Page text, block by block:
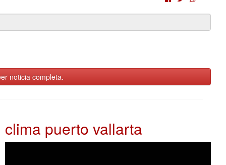
noticia completa.
clima puerto vallarta